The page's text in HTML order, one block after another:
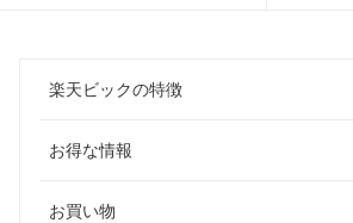
楽天ビックの特徴
お得な情報
お買い物